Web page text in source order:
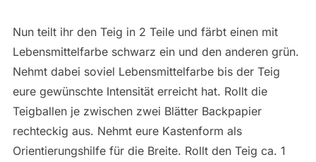
Nun teilt ihr den Teig in 2 Teile und färbt einen mit
Lebensmittelfarbe schwarz ein und den anderen grün.
Nehmt dabei soviel Lebensmittelfarbe bis der Teig
eure gewünschte Intensität erreicht hat. Rollt die
Teigballen je zwischen zwei Blätter Backpapier
rechteckig aus. Nehmt eure Kastenform als
Orientierungshilfe für die Breite. Rollt den Teig ca. 1